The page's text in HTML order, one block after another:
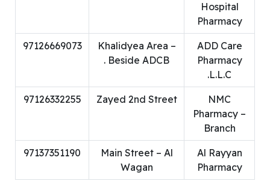
Hospital
Pharmacy
ADD Care
Pharmacy
L.L.C.
Khalidyea Area –
Beside ADCB .
97126669073
NMC
Pharmacy –
Branch
Zayed 2nd Street
97126332255
Al Rayyan
Pharmacy
Main Street – Al
Wagan
97137351190